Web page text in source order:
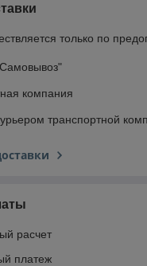
только по
компания
транспортной
расчет
платеж